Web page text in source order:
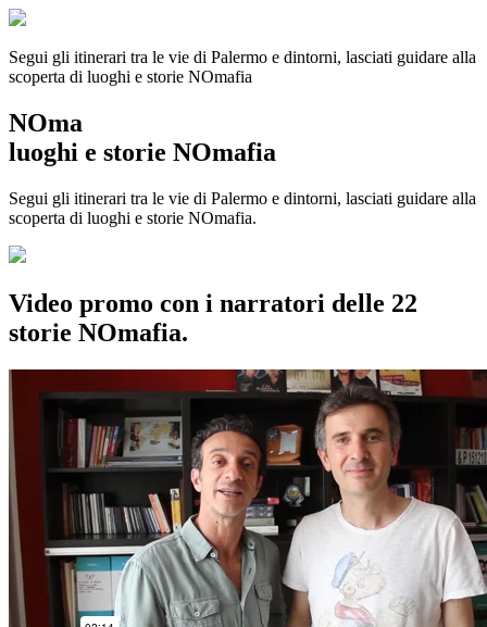
Segui gli itinerari tra le vie di Palermo e dintorni, lasciati guidare alla
scoperta di luoghi e storie NOmafia
NOma
luoghi e storie NOmafia
Segui gli itinerari tra le vie di Palermo e dintorni, lasciati guidare alla
scoperta di luoghi e storie NOmafia.
Video promo con i narratori delle 22
storie NOmafia.